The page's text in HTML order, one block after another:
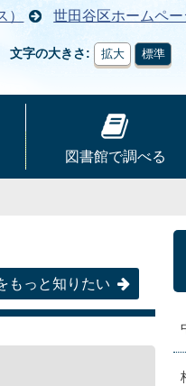
世田谷区ホームペー
文字の大きさ 拡大 標準
図書館で調べる
もっと知りたい